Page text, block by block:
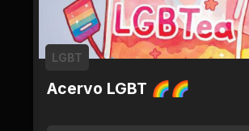
Acervo LGBT 🌈🌈
LGBT